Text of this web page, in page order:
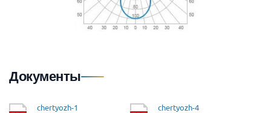
Документы
chertyozh-1 chertyozh-4